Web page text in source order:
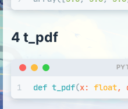
4 t_pdf
1 def t_pdf(x: float,